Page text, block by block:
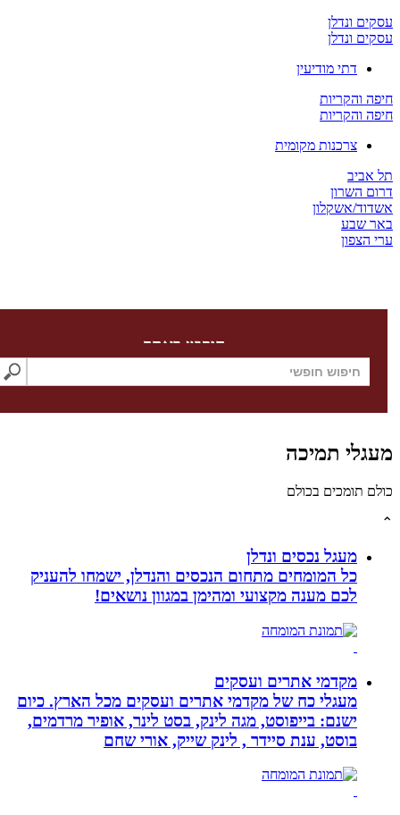
ונדלן
ונדלן
דתי מודיעין
והקריות
והקריות
צרכנות מקומית
אביב
השרון
אשקלון
שבע
הצפון
חיפוש באתר
תמיכה
תומכים בכולם
מעגל נכסים ונדלן
כל המומחים מתחום הנכסים והנדלן, ישמחו להעניק
לכם מענה מקצועי ומהימן במגוון נושאים!
מקדמי אתרים ועסקים
מעגלי כח של מקדמי אתרים ועסקים מכל הארץ. כיום
ישנם: בייפוסט, מגה לינק, בסט לינר, אופיר מרדמים,
בוסט, ענת סיידר , לינק שייק, אורי שחם